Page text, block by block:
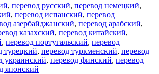
, перевод русский, перевод немецкий,
, перевод испанский, перевод
азербайджанский, перевод арабский,
казахский, перевод китайский,
, перевод португальский, перевод
турецкий, перевод туркменский, перевод
украинский, перевод финский, перевод
японский